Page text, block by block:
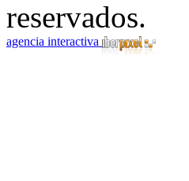
reservados.
agencia interactiva